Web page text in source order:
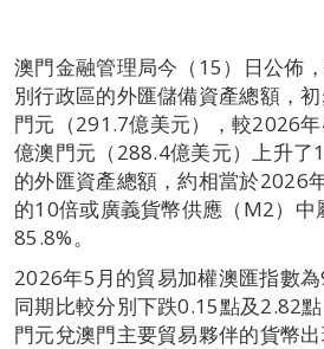
澳門金融管理局今（15）日公佈
別行政區的外匯儲備資產總額，
門元（291.7億美元），較2026
億澳門元（288.4億美元）上升了
的外匯資產總額，約相當於2026
的10倍或廣義貨幣供應（M2）中
85.8%。
2026年5月的貿易加權澳匯指數
同期比較分別下跌0.15點及2.82
門元兌澳門主要貿易夥伴的貨幣出